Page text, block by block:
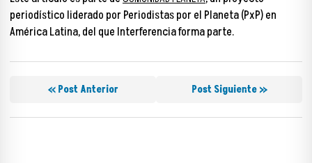
periodístico liderado por Periodistas por el Planeta (PxP) en
América Latina, del que Interferencia forma parte.
« Post Anterior Post Siguiente »